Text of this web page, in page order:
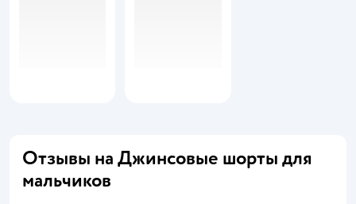
Отзывы на Джинсовые шорты для
мальчиков